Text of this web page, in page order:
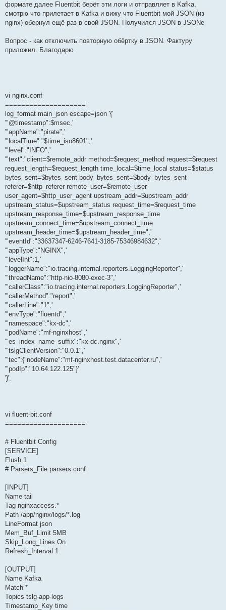
и
е
формате далее Fluentbit берёт эти логи и отправляет в Kafka,
смотрю что прилетает в Kafka и вижу что Fluentbit мой JSON (из
nginx) обернул ещё раз в свой JSON. Получился JSON в JSONе
Вопрос - как отключить повторную обёртку в JSON. Фактуру
приложил. Благодарю
vi nginx.conf
====================
log_format main_json escape=json '{'
'"@timestamp":$msec,'
'"appName":"pirate",'
'"localTime":"$time_iso8601",'
'"level":"INFO",'
'"text":"client=$remote_addr method=$request_method request=$request
request_length=$request_length time_local=$time_local status=$status
bytes_sent=$bytes_sent body_bytes_sent=$body_bytes_sent
referer=$http_referer remote_user=$remote_user
user_agent=$http_user_agent upstream_addr=$upstream_addr
upstream_status=$upstream_status request_time=$request_time
upstream_response_time=$upstream_response_time
upstream_connect_time=$upstream_connect_time
upstream_header_time=$upstream_header_time",'
'"eventId":"33637347-6246-7641-3185-75346984632",'
'"appType":"NGINX",'
'"levelInt":1,'
'"loggerName":"io.tracing.internal.reporters.LoggingReporter",'
'"threadName":"http-nio-8080-exec-3",'
'"callerClass":"io.tracing.internal.reporters.LoggingReporter",'
'"callerMethod":"report",'
'"callerLine":"1",'
'"envType":"fluentd",'
'"namespace":"kx-dc",'
'"podName":"mf-nginxhost",'
'"es_index_name_suffix":"kx-dc.nginx",'
'"tslgClientVersion":"0.0.1",'
'"tec":{"nodeName":"mf-nginxhost.test.datacenter.ru",'
'"podIp":"10.64.122.125"}'
'}';
vi fluent-bit.conf
====================
# Fluentbit Config
[SERVICE]
Flush 1
# Parsers_File parsers.conf
[INPUT]
Name tail
Tag nginxaccess.*
Path /app/nginx/logs/*.log
LineFormat json
Mem_Buf_Limit 5MB
Skip_Long_Lines On
Refresh_Interval 1
[OUTPUT]
Name Kafka
Match *
Topics tslg-app-logs
Timestamp_Key time